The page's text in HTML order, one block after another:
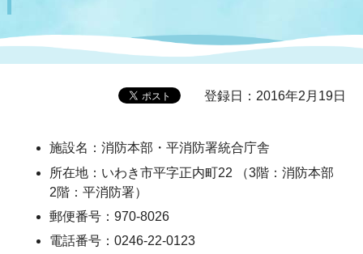
登録日：2016年2月19日
施設名：消防本部・平消防署統合庁舎
所在地：いわき市平字正内町22 （3階：消防本部
2階：平消防署）
郵便番号：970-8026
電話番号：0246-22-0123